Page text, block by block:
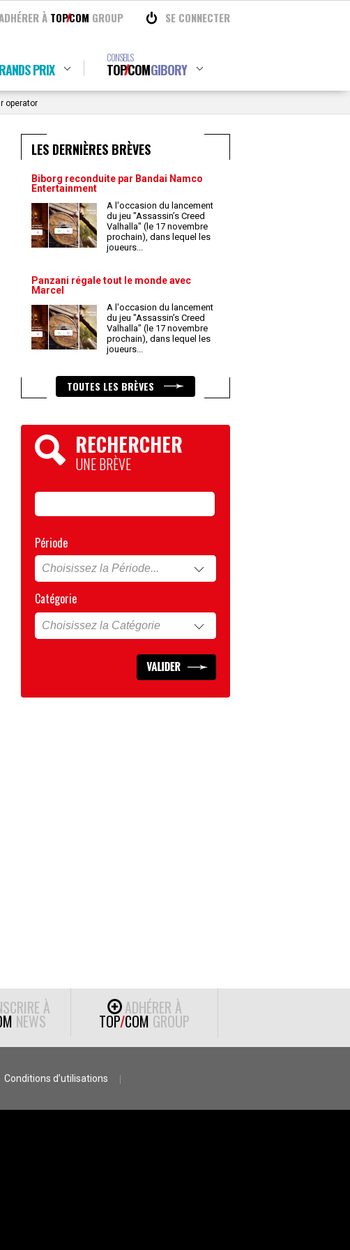
À TOPCOM GROUP SE CONNECTER
PRIX
CONSEILS
TOPCOMGIBORY
operator
LES DERNIÈRES BRÈVES
Biborg reconduite par Bandai Namco
Entertainment
A l'occasion du lancement
du jeu "Assassin’s Creed
Valhalla" (le 17 novembre
prochain), dans lequel les
joueurs...
Panzani régale tout le monde avec
Marcel
A l'occasion du lancement
du jeu "Assassin’s Creed
Valhalla" (le 17 novembre
prochain), dans lequel les
joueurs...
TOUTES LES BRÈVES
RECHERCHER
UNE BRÈVE
Période
Catégorie
À
NEWS
ADHÉRER À
TOP/COM GROUP
Conditions d’utilisations